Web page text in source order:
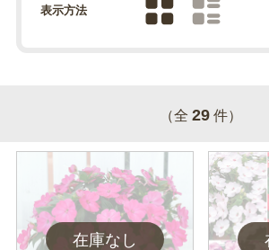
表示方法
（全 29 件）